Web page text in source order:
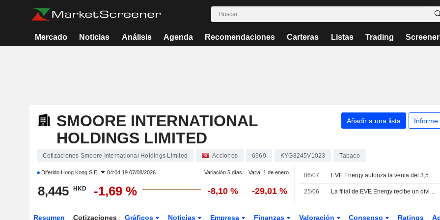
Mercado Noticias Análisis Agenda Recomendaciones Carteras Listas Trading
SMOORE INTERNATIONAL
HOLDINGS LIMITED
Añadir a una lista Informe
Cotizaciones Smoore International Holdings Limited Acciones 6969 KYG8245V1023 Tabaco
Diferido Hong Kong S.E. 04:04:19 07/08/2026 Variación 5 días Varia. 1 de enero.
8,445 HKD -1,69 % -8,10 % -29,01 %
06/07 EVE Energy autoriza la venta del 3,5% de su participación en Smoore International
25/06 La filial de EVE Energy recibe un dividendo de 375 millones HKD de Smoore
Resumen Cotizaciones Gráficos Noticias Empresa Finanzas Valoración Consenso Ratings